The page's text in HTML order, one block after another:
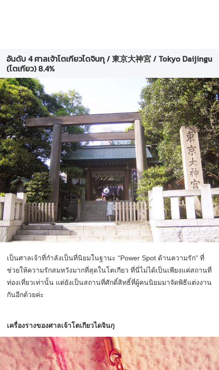
อันดับ 4 ศาลเจ้าโตเกียวไดจินกุ / 東京大神宮 / Tokyo Daijingu
(โตเกียว) 8.4%
เป็นศาลเจ้าที่กำลังเป็นที่นิยมในฐานะ “Power Spot ด้านความรัก” ที่
ช่วยให้ความรักสมหวังมากที่สุดในโตเกียว ที่นี่ไม่ได้เป็นเพียงแค่สถานที่
ท่องเที่ยวเท่านั้น แต่ยังเป็นสถานที่ศักดิ์สิทธิ์ที่ผู้คนนิยมมาจัดพิธีแต่งงาน
กันอีกด้วยค่ะ
เครื่องรางของศาลเจ้าโตเกียวไดจินกุ